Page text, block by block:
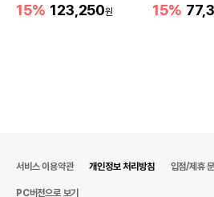
15% 123,250원 15%
서비스 이용약관 개인정보 처리방침 입점/제휴
PC버전으로 보기